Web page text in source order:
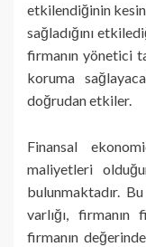
etkilendiğinin kesin
sağladığını
firmanın yönetici
koruma
doğrudan etkiler.
Finansal
maliyetleri
bulunmaktadır.
varlığı,
firmanın